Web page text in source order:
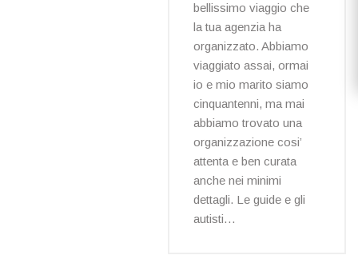
bellissimo viaggio che
la tua agenzia ha
organizzato. Abbiamo
viaggiato assai, ormai
io e mio marito siamo
cinquantenni, ma mai
abbiamo trovato una
organizzazione cosi’
attenta e ben curata
anche nei minimi
dettagli. Le guide e gli
autisti…